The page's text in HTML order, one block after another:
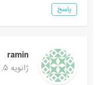
پاسخ
ramin
ژانویه 5, 2022 در 12:54 ب.ظ